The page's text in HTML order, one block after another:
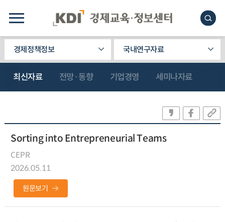
경제정책정보 국내연구자료
최신자료 전망·동향 기업경영 세미나자료
Sorting into Entrepreneurial Teams
CEPR
2026.05.11
원문보기